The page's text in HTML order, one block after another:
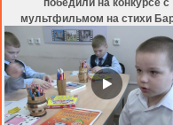
мультфильмом на стихи